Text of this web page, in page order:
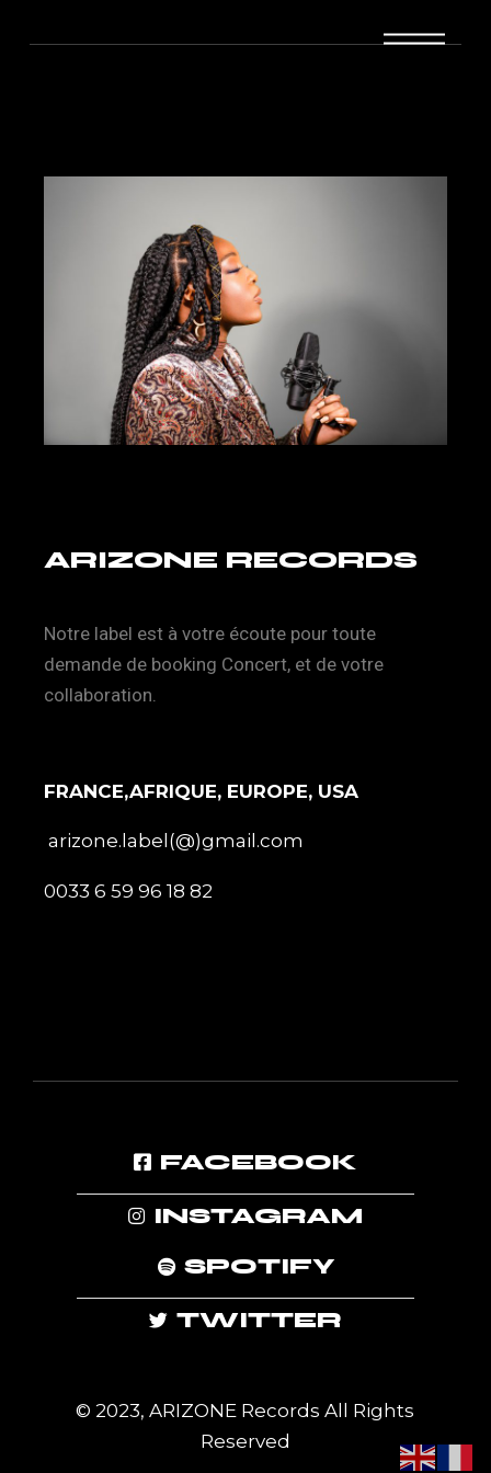
ARIZONE RECORDS
Notre label est à votre écoute pour toute
demande de booking Concert, et de votre
collaboration.
FRANCE,AFRIQUE, EUROPE, USA
arizone.label(@)gmail.com
0033 6 59 96 18 82
FACEBOOK
INSTAGRAM
SPOTIFY
TWITTER
© 2023, ARIZONE Records All Rights
Reserved